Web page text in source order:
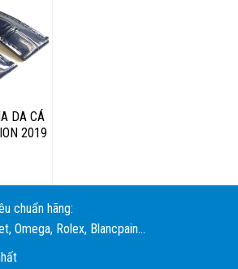
DA CÁ
2019
chuẩn hãng:
Omega, Rolex, Blancpain...